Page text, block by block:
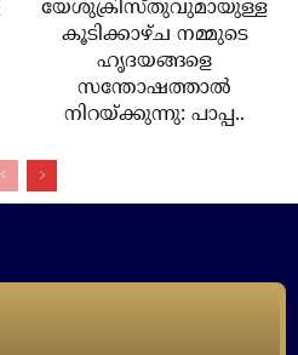
യേശുക്രിസ്തുവുമായുള്ള
കൂടിക്കാഴ്ച നമ്മുടെ
ഹൃദയങ്ങളെ
സന്തോഷത്താല്‍
നിറയ്ക്കുന്നു: പാപ്പ..